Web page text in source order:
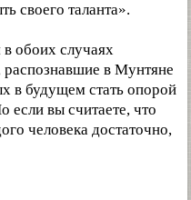
своего таланта».
обоих случаях
в Мунтяне
в будущем стать опорой
если вы считаете, что
человека достаточно,